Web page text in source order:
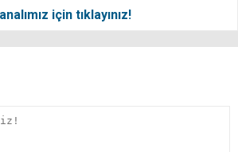
için tıklayınız!